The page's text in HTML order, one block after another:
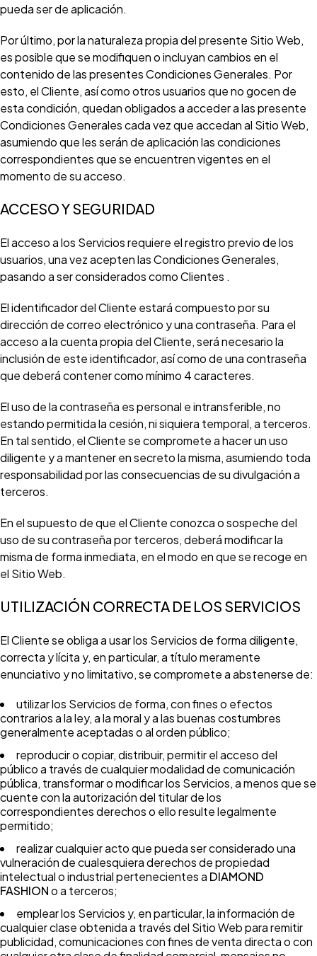
pueda ser de aplicación.
Por último, por la naturaleza propia del presente Sitio Web,
es posible que se modifiquen o incluyan cambios en el
contenido de las presentes Condiciones Generales. Por
esto, el Cliente, así como otros usuarios que no gocen de
esta condición, quedan obligados a acceder a las presente
Condiciones Generales cada vez que accedan al Sitio Web,
asumiendo que les serán de aplicación las condiciones
correspondientes que se encuentren vigentes en el
momento de su acceso.
ACCESO Y SEGURIDAD
El acceso a los Servicios requiere el registro previo de los
usuarios, una vez acepten las Condiciones Generales,
pasando a ser considerados como Clientes .
El identificador del Cliente estará compuesto por su
dirección de correo electrónico y una contraseña. Para el
acceso a la cuenta propia del Cliente, será necesario la
inclusión de este identificador, así como de una contraseña
que deberá contener como mínimo 4 caracteres.
El uso de la contraseña es personal e intransferible, no
estando permitida la cesión, ni siquiera temporal, a terceros.
En tal sentido, el Cliente se compromete a hacer un uso
diligente y a mantener en secreto la misma, asumiendo toda
responsabilidad por las consecuencias de su divulgación a
terceros.
En el supuesto de que el Cliente conozca o sospeche del
uso de su contraseña por terceros, deberá modificar la
misma de forma inmediata, en el modo en que se recoge en
el Sitio Web.
UTILIZACIÓN CORRECTA DE LOS SERVICIOS
El Cliente se obliga a usar los Servicios de forma diligente,
correcta y lícita y, en particular, a título meramente
enunciativo y no limitativo, se compromete a abstenerse de:
utilizar los Servicios de forma, con fines o efectos
contrarios a la ley, a la moral y a las buenas costumbres
generalmente aceptadas o al orden público;
reproducir o copiar, distribuir, permitir el acceso del
público a través de cualquier modalidad de comunicación
pública, transformar o modificar los Servicios, a menos que se
cuente con la autorización del titular de los
correspondientes derechos o ello resulte legalmente
permitido;
realizar cualquier acto que pueda ser considerado una
vulneración de cualesquiera derechos de propiedad
intelectual o industrial pertenecientes a DIAMOND
FASHIONo a terceros;
emplear los Servicios y, en particular, la información de
cualquier clase obtenida a través del Sitio Web para remitir
publicidad, comunicaciones con fines de venta directa o con